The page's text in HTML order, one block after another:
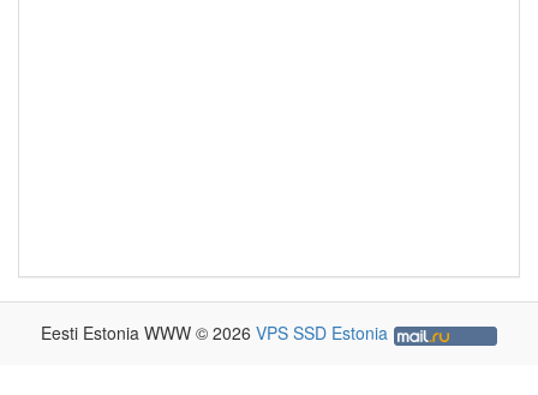
Eesti Estonia WWW © 2026 VPS SSD Estonia